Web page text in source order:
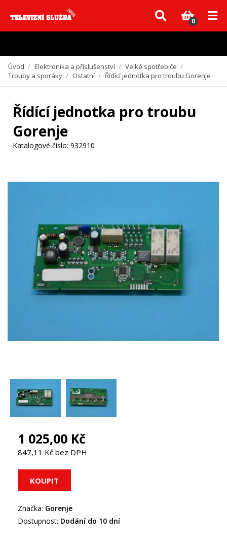
Vzhledem k aktuální situaci se může dodání dílů, které nejsou skladem,
zpozdit. Děkujeme za pochopení.
0
Úvod / Elektronika a příslušenství / Velké spotřebiče /
Trouby a sporáky / Ostatní / Řídící jednotka pro troubu Gorenje
Řídící jednotka pro troubu
Gorenje
Katalogové číslo: 932910
1 025,00 Kč
847,11 Kč bez DPH
Značka: Gorenje
Dostupnost: Dodání do 10 dní